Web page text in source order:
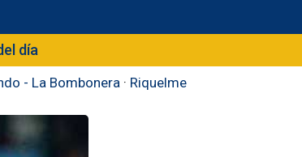
día
- La Bombonera · Riquelme